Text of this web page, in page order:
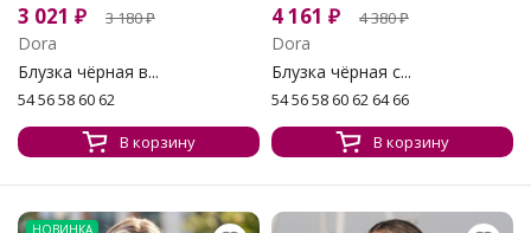
3 021 ₽ 3 180₽
Dora
Блузка чёрная в...
54 56 58 60 62
В корзину
4 161 ₽ 4 380₽
Dora
Блузка чёрная с...
54 56 58 60 62 64 66
В корзину
НОВИНКА